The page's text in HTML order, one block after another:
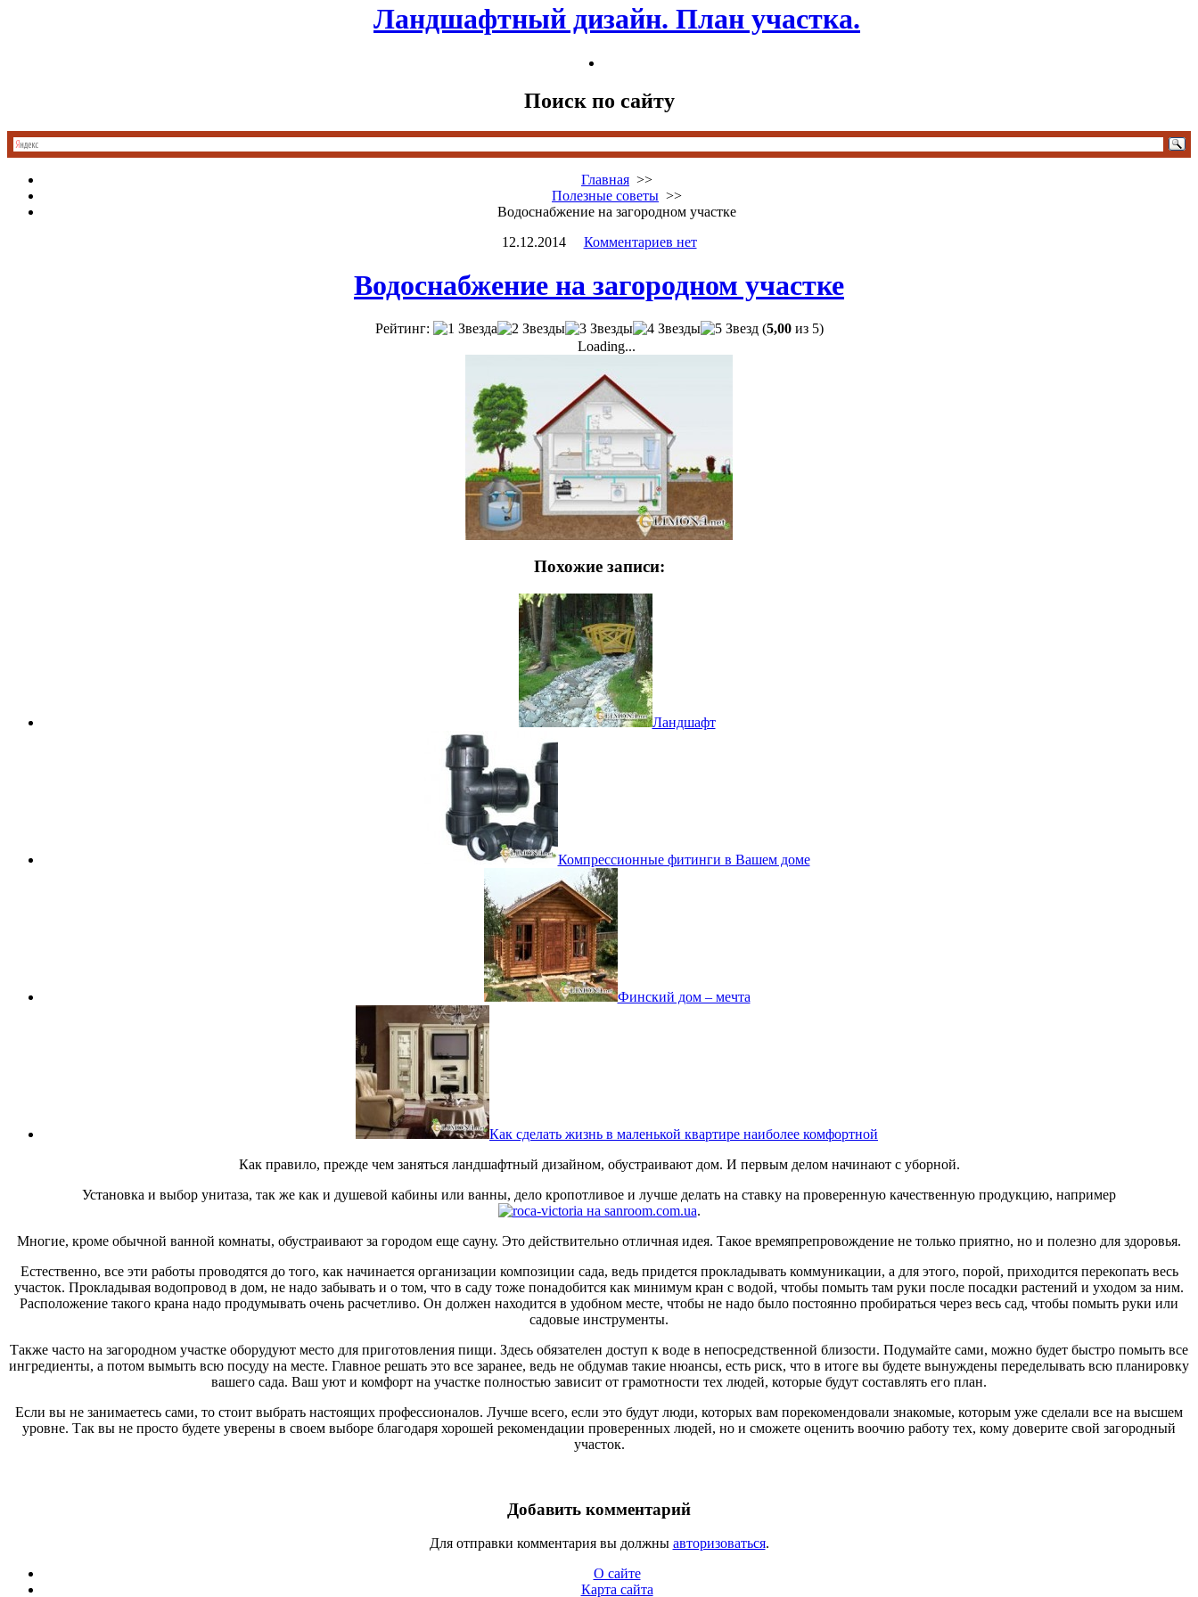
Ландшафтный дизайн. План участка.
Поиск по сайту
Главная >>
Полезные советы >>
Водоснабжение на загородном участке
12.12.2014
Комментариев нет
Водоснабжение на загородном участке
Рейтинг: (5,00из 5)
Loading...
Похожие записи:
Ландшафт
Компрессионные фитинги в Вашем доме
Финский дом – мечта
Как сделать жизнь в маленькой квартире наиболее комфортной
Как правило, прежде чем заняться ландшафтный дизайном, обустраивают дом. И первым делом начинают с уборной.
Установка и выбор унитаза, так же как и душевой кабины или ванны, дело кропотливое и лучше делать на ставку на проверенную качественную продукцию, например
.
Многие, кроме обычной ванной комнаты, обустраивают за городом еще сауну. Это действительно отличная идея. Такое времяпрепровождение не только приятно, но и полезно для здоровья.
Естественно, все эти работы проводятся до того, как начинается организации композиции сада, ведь придется прокладывать коммуникации, а для этого, порой, приходится перекопать весь
участок. Прокладывая водопровод в дом, не надо забывать и о том, что в саду тоже понадобится как минимум кран с водой, чтобы помыть там руки после посадки растений и уходом за ним.
Расположение такого крана надо продумывать очень расчетливо. Он должен находится в удобном месте, чтобы не надо было постоянно пробираться через весь сад, чтобы помыть руки или
садовые инструменты.
Также часто на загородном участке оборудуют место для приготовления пищи. Здесь обязателен доступ к воде в непосредственной близости. Подумайте сами, можно будет быстро помыть все
ингредиенты, а потом вымыть всю посуду на месте. Главное решать это все заранее, ведь не обдумав такие нюансы, есть риск, что в итоге вы будете вынуждены переделывать всю планировку
вашего сада. Ваш уют и комфорт на участке полностью зависит от грамотности тех людей, которые будут составлять его план.
Если вы не занимаетесь сами, то стоит выбрать настоящих профессионалов. Лучше всего, если это будут люди, которых вам порекомендовали знакомые, которым уже сделали все на высшем
уровне. Так вы не просто будете уверены в своем выборе благодаря хорошей рекомендации проверенных людей, но и сможете оценить воочию работу тех, кому доверите свой загородный
участок.
Добавить комментарий
Для отправки комментария вы должны авторизоваться.
О сайте
Карта сайта